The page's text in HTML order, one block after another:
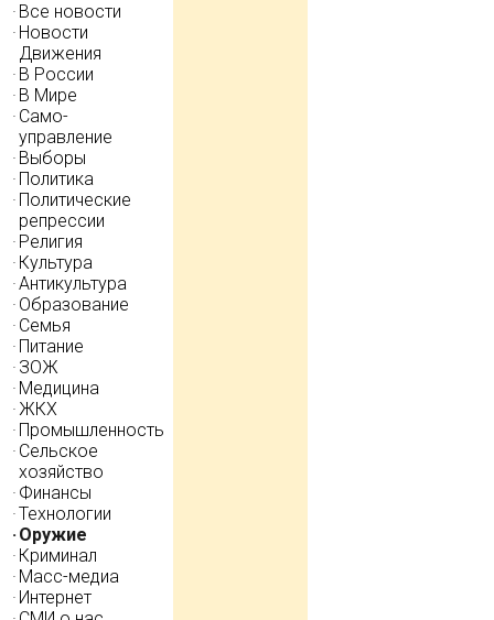
Все новости
Новости
Движения
В России
В Мире
Само-
управление
Выборы
Политика
Политические
репрессии
Религия
Культура
Антикультура
Образование
Семья
Питание
ЗОЖ
Медицина
ЖКХ
Промышленность
Сельское
хозяйство
Финансы
Технологии
Оружие
Криминал
Масс-медиа
Интернет